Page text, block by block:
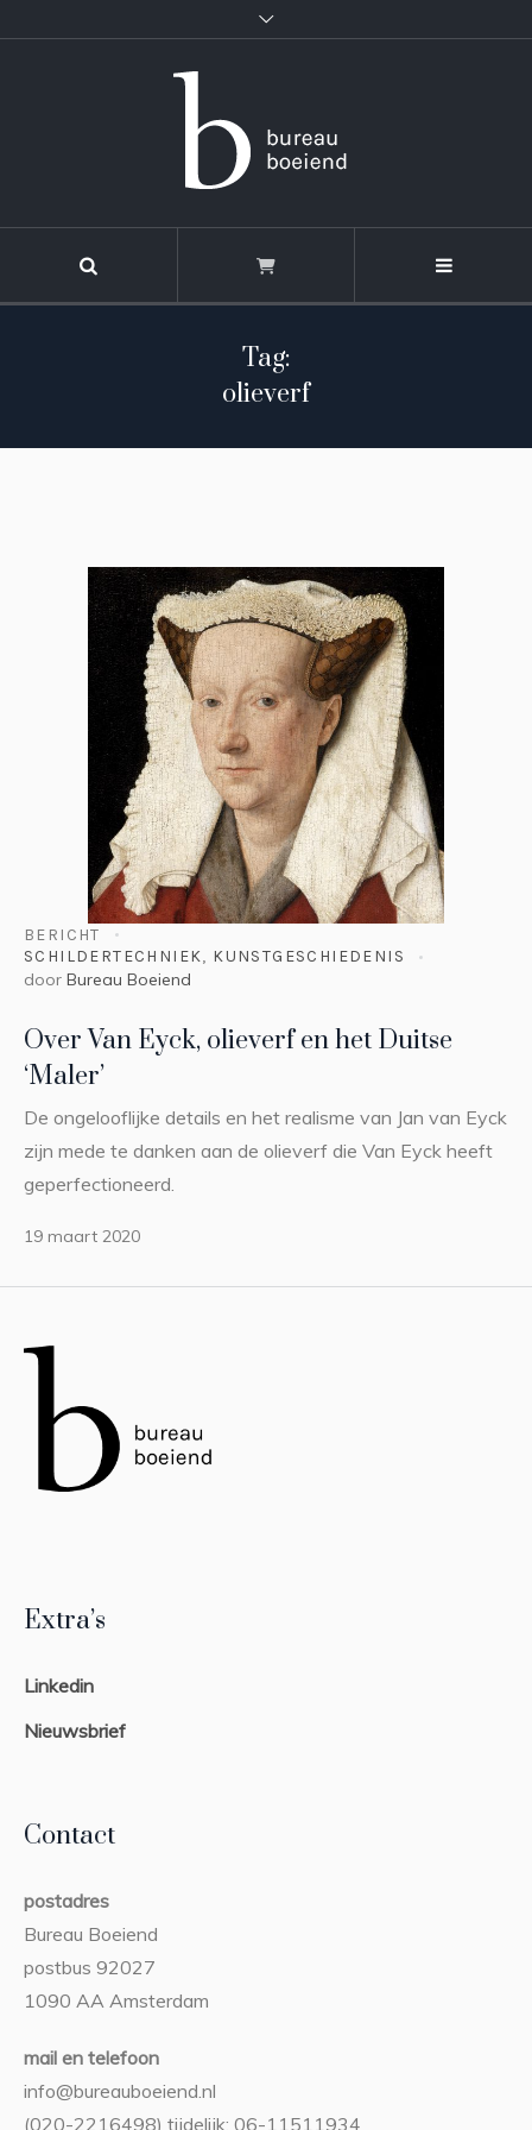
Tag:
olieverf
BERICHT
SCHILDERTECHNIEK, KUNSTGESCHIEDENIS
door Bureau Boeiend
Over Van Eyck, olieverf en het Duitse
‘Maler’
De ongelooflijke details en het realisme van Jan van Eyck
zijn mede te danken aan de olieverf die Van Eyck heeft
geperfectioneerd.
19 maart 2020
Extra’s
Linkedin
Nieuwsbrief
Contact
postadres
Bureau Boeiend
postbus 92027
1090 AA Amsterdam
mail en telefoon
info@bureauboeiend.nl
(020-2216498) tijdelijk: 06-11511934